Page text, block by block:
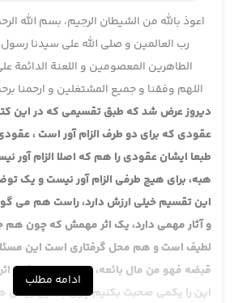
اعوذ بالله من الشیطان الرجیم، بسم الله
رب العالمین و صلی الله علی سیدنا رسول
الطاهرین المعصومین و اللعنة الدائمة
اللهم وفقنا و جمیع المشتغلین و ارحمنا
دیروز عرض شد که طبق تقسیمی که در این
عقودی که برای دو طرف الزام آور است ،
طبعا ایشان عقودی را هم که اصلا الزام آور
هبه، برای هیچ طرفی الزام آور نیست و یک
این تقسیم خیلی ارزش دارد، راست هم می
و آثار مهمی دارد، یک اثر مهمش که چون
لطیف است و هم محل گرفتاری است این
قبضه فهو من مال بائعه، این را چون ایشان
این را یکمی صحبت بکنیم چون به این زودی
ادامه مطلب